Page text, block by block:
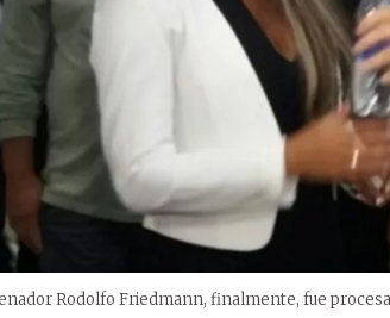
Rodolfo Friedmann, finalmente, fue